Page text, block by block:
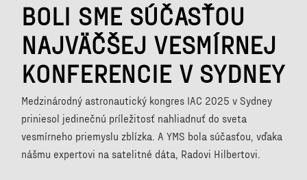
BOLI SME SÚČASŤOU
NAJVÄČŠEJ VESMÍRNEJ
KONFERENCIE V SYDNEY
Medzinárodný astronautický kongres IAC 2025 v Sydney
priniesol jedinečnú príležitosť nahliadnuť do sveta
vesmírneho priemyslu zblízka. A YMS bola súčasťou, vďaka
nášmu expertovi na satelitné dáta, Radovi Hilbertovi.